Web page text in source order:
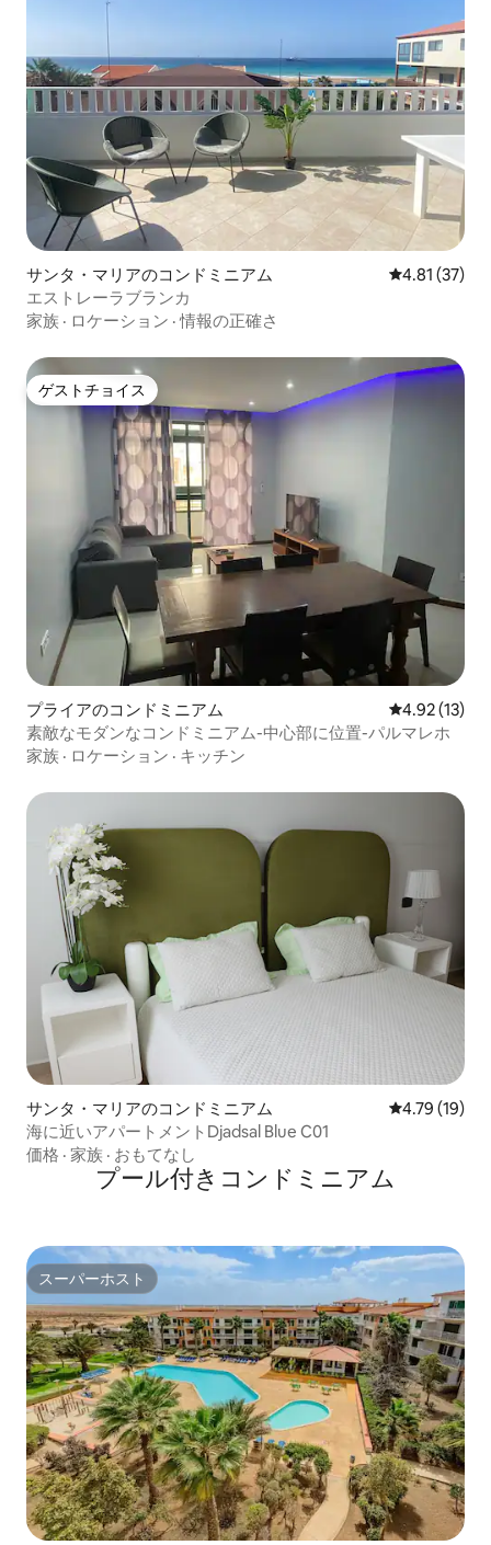
サンタ・マリアのコンドミニアム レビュー37
4.81 (37)
エストレーラブランカ
家族 · ロケーション ·情報の正確さ
ゲストチョイス
ゲストチョイス
プライアのコンドミニアム レビュー13
4.92 (13)
素敵なモダンなコンドミニアム-中心部に位置-パルマレホ
家族 · ロケーション · キッチン
サンタ・マリアのコンドミニアム レビュー19
4.79 (19)
海に近いアパートメントDjadsal Blue C01
価格 · 家族 · おもてなし
プール付きコンドミニアム
スーパーホスト
スーパーホスト